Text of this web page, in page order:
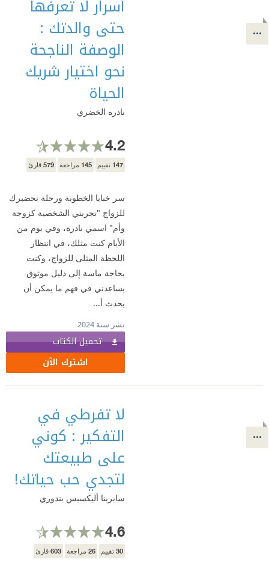
أسرار لا تعرفها
حتى والدتك :
الوصفة الناجحة
نحو اختيار شريك
الحياة
نادره الخضري
4.2
147 تقييم 145 مراجعة 579 قارئ
سر خبايا الخطوبة ورحلة تحضيرك
للزواج "تجربتي الشخصية كزوجة
وأم" اسمي نادرة، وفي يوم من
الأيام كنت مثلك، في انتظار
اللحظة المثلى للزواج، وكنت
بحاجة ماسة إلى دليل موثوق
يساعدني في فهم ما يمكن أن
يحدث أ...
نشر سنة 2024
تحميل الكتاب
اشترك الآن
لا تفرطي في
التفكير : كوني
على طبيعتك
لتجدي حب حياتك!
سابرينا أليكسيس بندوري
4.6
30 تقييم 26 مراجعة 603 قارئ